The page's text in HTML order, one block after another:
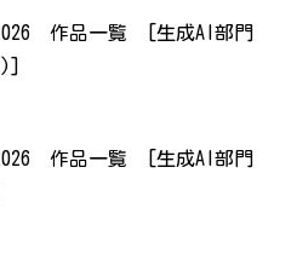
作品一覧 [生成AI部門
作品一覧 [生成AI部門